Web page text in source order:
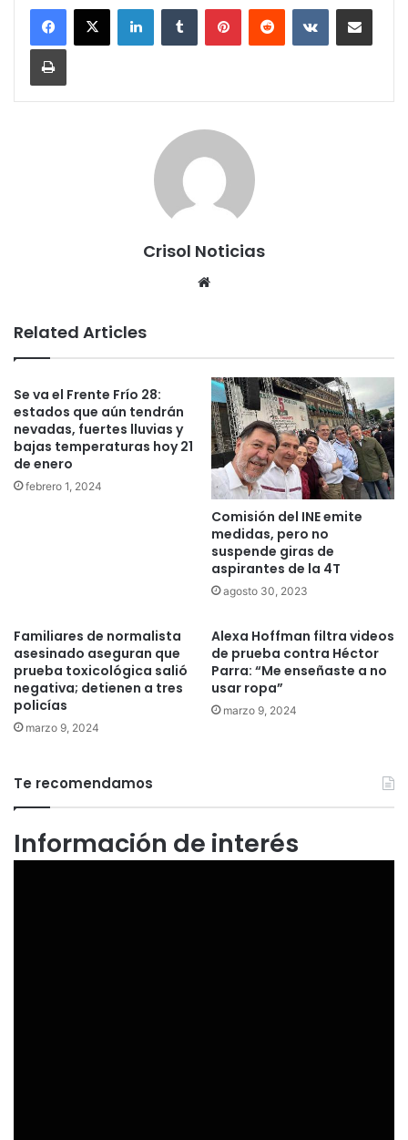
Crisol Noticias
Related Articles
Se va el Frente Frío 28:
estados que aún tendrán
nevadas, fuertes lluvias y
bajas temperaturas hoy 21
de enero
febrero 1, 2024
Comisión del INE emite
medidas, pero no
suspende giras de
aspirantes de la 4T
agosto 30, 2023
Familiares de normalista
asesinado aseguran que
prueba toxicológica salió
negativa; detienen a tres
policías
marzo 9, 2024
Alexa Hoffman filtra videos
de prueba contra Héctor
Parra: “Me enseñaste a no
usar ropa”
marzo 9, 2024
Te recomendamos
Información de interés